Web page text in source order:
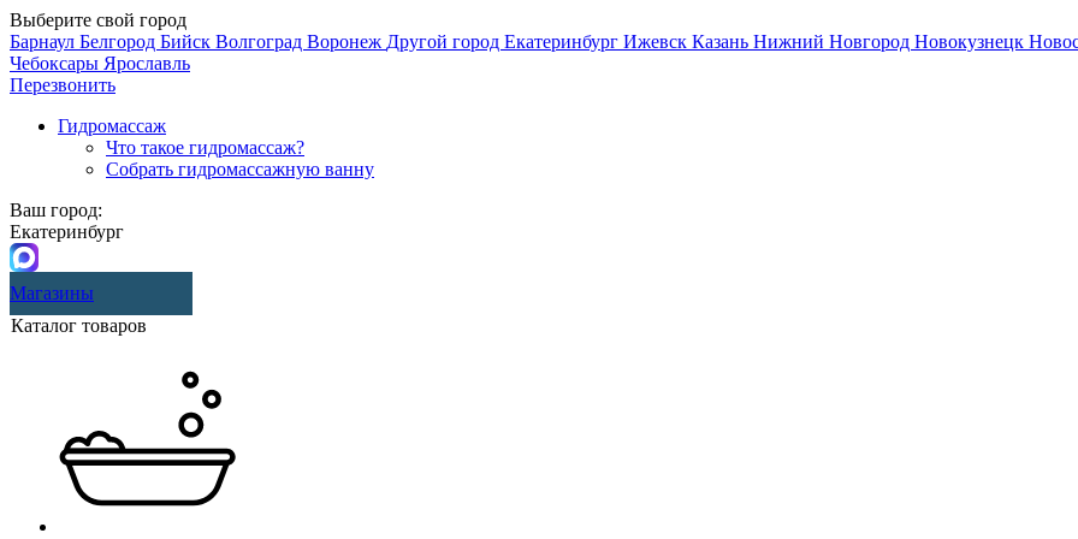
Выберите свой город
Барнаул Белгород Бийск Волгоград Воронеж Другой город Екатеринбург Ижевск Казань Нижний Новгород Новокузнецк
Чебоксары Ярославль
Перезвонить
Гидромассаж
Что такое гидромассаж?
Собрать гидромассажную ванну
Ваш город:
Екатеринбург
Магазины
Каталог товаров